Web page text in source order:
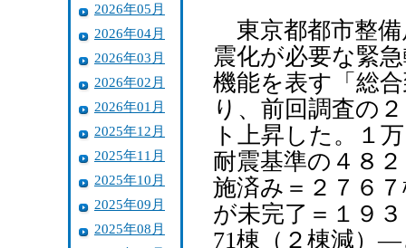
2026年05月
2026年04月
2026年03月
2026年02月
2026年01月
2025年12月
2025年11月
2025年10月
2025年09月
2025年08月
東京都都市整備
震化が必要な緊
機能を表す「総
り、前回調査の
ト上昇した。１
耐震基準の４８
施済み＝２７６
が未完了＝１９
71棟（２棟減）